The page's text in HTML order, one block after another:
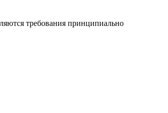
требования принципиально